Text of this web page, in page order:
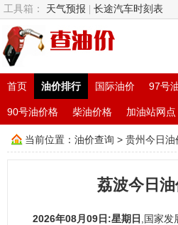
首页 油价排行 国际油价 97号
90号油价格 柴油价格 加油站网点
工具箱： 天气预报 长途汽车时刻表
当前位置： 油价查询 > 贵州今日油
荔波今日
2026年08月09日:星期日 ,国家